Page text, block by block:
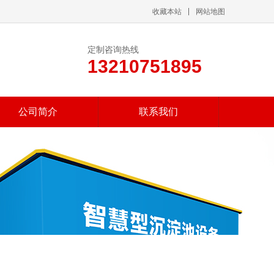
收藏本站 网站地图
定制咨询热线
13210751895
公司简介 联系我们